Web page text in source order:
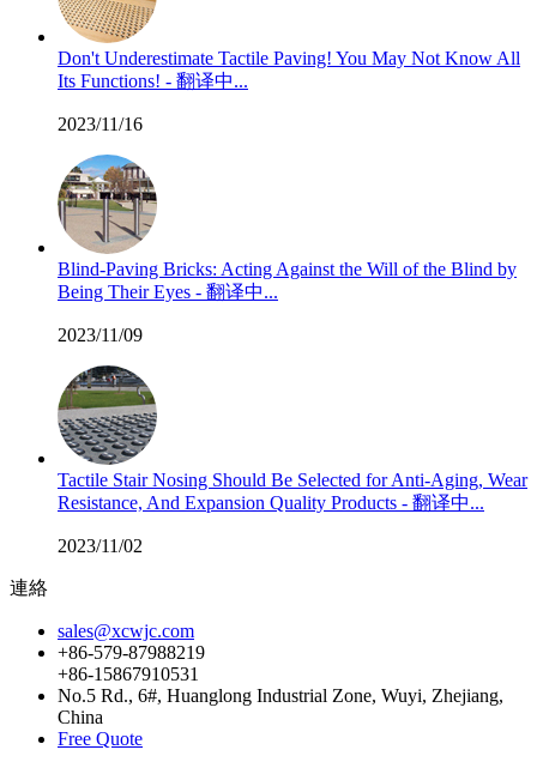
Don't Underestimate Tactile Paving! You May Not Know All
Its Functions! - 翻译中...
2023/11/16
Blind-Paving Bricks: Acting Against the Will of the Blind by
Being Their Eyes - 翻译中...
2023/11/09
Tactile Stair Nosing Should Be Selected for Anti-Aging, Wear
Resistance, And Expansion Quality Products - 翻译中...
2023/11/02
連絡
sales@xcwjc.com
+86-579-87988219
+86-15867910531
No.5 Rd., 6#, Huanglong Industrial Zone, Wuyi, Zhejiang,
China
Free Quote